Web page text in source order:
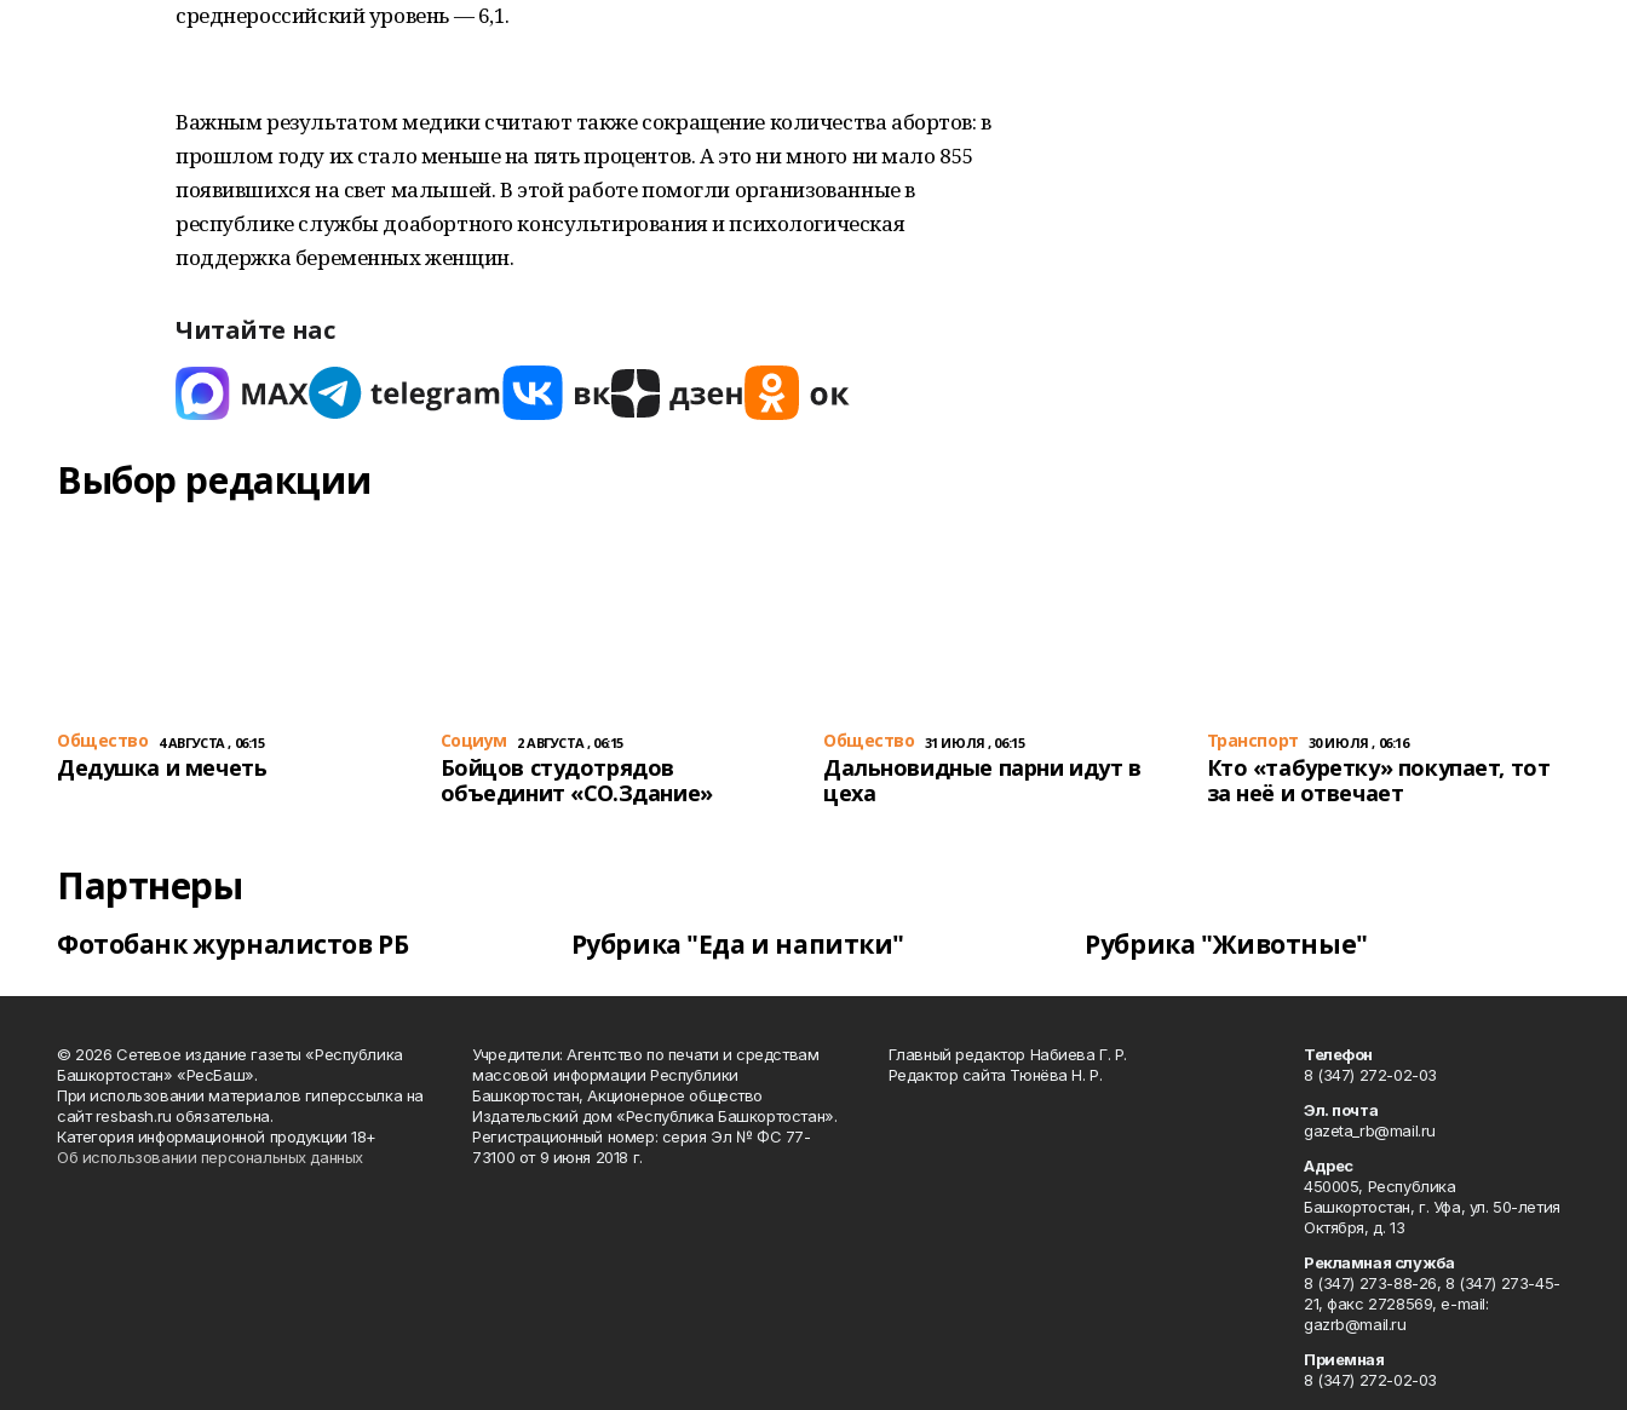
среднероссийский уровень — 6,1.
Важным результатом медики считают также сокращение количества абортов: в
прошлом году их стало меньше на пять процентов. А это ни много ни мало 855
появившихся на свет малышей. В этой работе помогли организованные в
республике службы доабортного консультирования и психологическая
поддержка беременных женщин.
Читайте нас
Выбор редакции
Общество 4 АВГУСТА , 06:15
Дедушка и мечеть
Cоциум 2 АВГУСТА , 06:15
Бойцов студотрядов
объединит «СО.Здание»
Общество 31 ИЮЛЯ , 06:15
Дальновидные парни идут в
цеха
Транспорт 30 ИЮЛЯ , 06:16
Кто «табуретку» покупает, тот
за неё и отвечает
Партнеры
Фотобанк журналистов РБ Рубрика "Еда и напитки" Рубрика "Животные"
© 2026 Сетевое издание газеты «Республика
Башкортостан» «РесБаш».
При использовании материалов гиперссылка на
сайт resbash.ru обязательна.
Категория информационной продукции 18+
Об использовании персональных данных
Учредители: Агентство по печати и средствам
массовой информации Республики
Башкортостан, Акционерное общество
Издательский дом «Республика Башкортостан».
Регистрационный номер: серия Эл № ФС 77-
73100 от 9 июня 2018 г.
Главный редактор Набиева Г. Р.
Редактор сайта Тюнёва Н. Р.
Телефон
8 (347) 272-02-03
Эл. почта
gazeta_rb@mail.ru
Адрес
450005, Республика
Башкортостан, г. Уфа, ул. 50-летия
Октября, д. 13
Рекламная служба
8 (347) 273-88-26, 8 (347) 273-45-
21, факс 2728569, e-mail:
gazrb@mail.ru
Приемная
8 (347) 272-02-03